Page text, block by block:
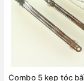
Combo 5 kẹp tóc